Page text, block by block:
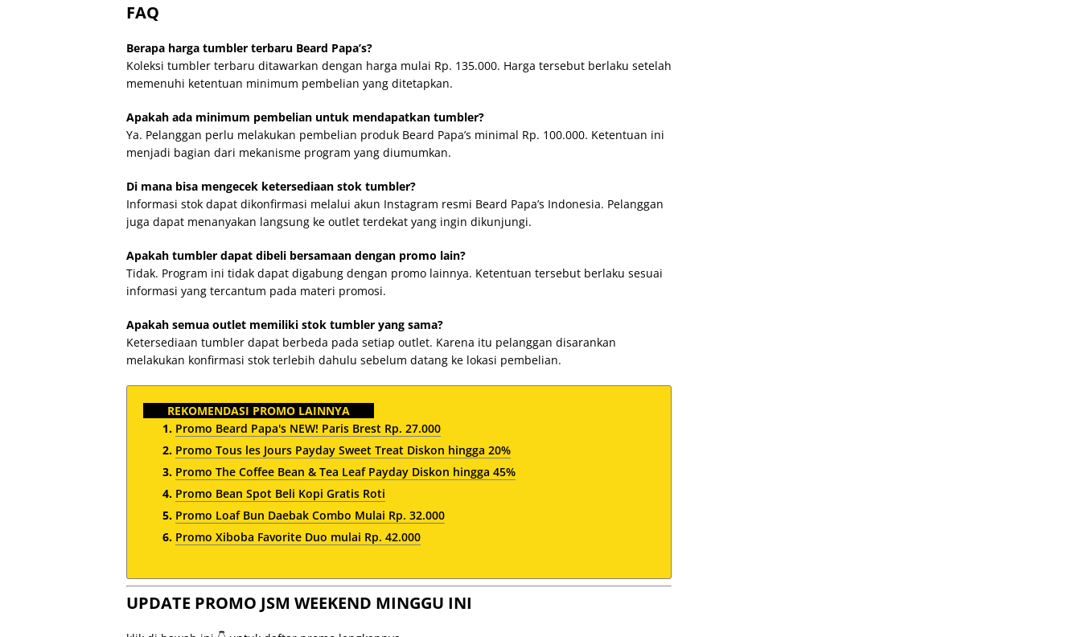
FAQ
Berapa harga tumbler terbaru Beard Papa’s?
Koleksi tumbler terbaru ditawarkan dengan harga mulai Rp. 135.000. Harga tersebut berlaku setelah
memenuhi ketentuan minimum pembelian yang ditetapkan.
Apakah ada minimum pembelian untuk mendapatkan tumbler?
Ya. Pelanggan perlu melakukan pembelian produk Beard Papa’s minimal Rp. 100.000. Ketentuan ini
menjadi bagian dari mekanisme program yang diumumkan.
Di mana bisa mengecek ketersediaan stok tumbler?
Informasi stok dapat dikonfirmasi melalui akun Instagram resmi Beard Papa’s Indonesia. Pelanggan
juga dapat menanyakan langsung ke outlet terdekat yang ingin dikunjungi.
Apakah tumbler dapat dibeli bersamaan dengan promo lain?
Tidak. Program ini tidak dapat digabung dengan promo lainnya. Ketentuan tersebut berlaku sesuai
informasi yang tercantum pada materi promosi.
Apakah semua outlet memiliki stok tumbler yang sama?
Ketersediaan tumbler dapat berbeda pada setiap outlet. Karena itu pelanggan disarankan
melakukan konfirmasi stok terlebih dahulu sebelum datang ke lokasi pembelian.
REKOMENDASI PROMO LAINNYA
Promo Beard Papa's NEW! Paris Brest Rp. 27.000
Promo Tous les Jours Payday Sweet Treat Diskon hingga 20%
Promo The Coffee Bean & Tea Leaf Payday Diskon hingga 45%
Promo Bean Spot Beli Kopi Gratis Roti
Promo Loaf Bun Daebak Combo Mulai Rp. 32.000
Promo Xiboba Favorite Duo mulai Rp. 42.000
UPDATE PROMO JSM WEEKEND MINGGU INI